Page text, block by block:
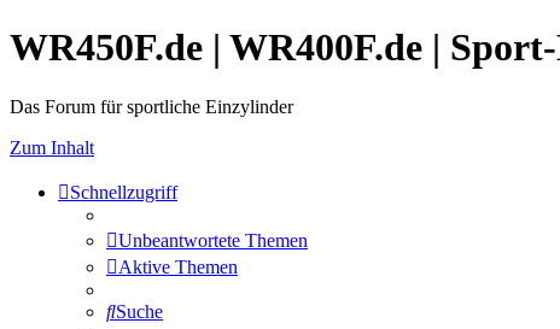
WR450F.de | WR400F.de |
Das Forum für sportliche Einzylinder
Zum Inhalt
Schnellzugriff
Unbeantwortete Themen
Aktive Themen
Suche